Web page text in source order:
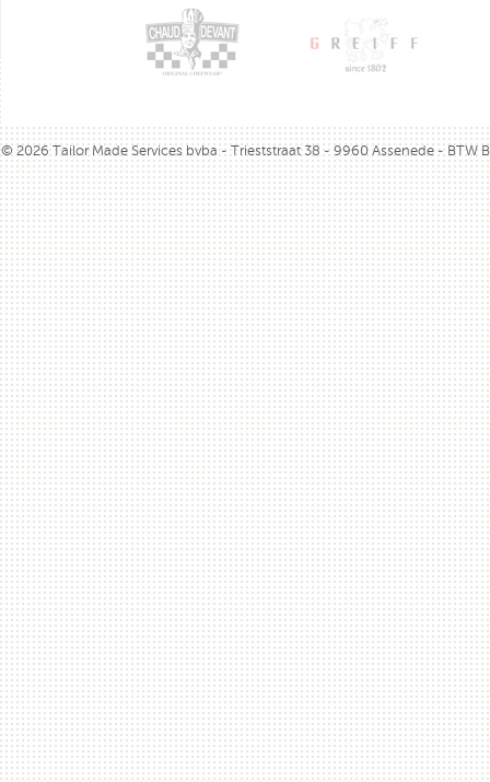
© 2026 Tailor Made Services bvba - Trieststraat 38 - 9960 Assenede - BTW